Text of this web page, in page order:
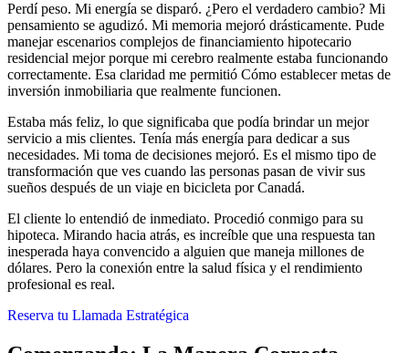
Perdí peso. Mi energía se disparó. ¿Pero el verdadero cambio? Mi
pensamiento se agudizó. Mi memoria mejoró drásticamente. Pude
manejar escenarios complejos de financiamiento hipotecario
residencial mejor porque mi cerebro realmente estaba funcionando
correctamente. Esa claridad me permitió Cómo establecer metas de
inversión inmobiliaria que realmente funcionen.
Estaba más feliz, lo que significaba que podía brindar un mejor
servicio a mis clientes. Tenía más energía para dedicar a sus
necesidades. Mi toma de decisiones mejoró. Es el mismo tipo de
transformación que ves cuando las personas pasan de vivir sus
sueños después de un viaje en bicicleta por Canadá.
El cliente lo entendió de inmediato. Procedió conmigo para su
hipoteca. Mirando hacia atrás, es increíble que una respuesta tan
inesperada haya convencido a alguien que maneja millones de
dólares. Pero la conexión entre la salud física y el rendimiento
profesional es real.
Reserva tu Llamada Estratégica